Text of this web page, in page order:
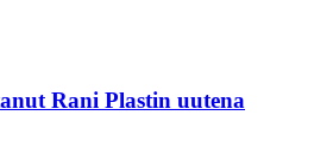
Rani Plastin uutena